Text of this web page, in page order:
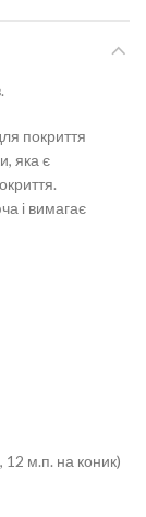
покриття
яка є
і вимагає
12 м.п. на коник)